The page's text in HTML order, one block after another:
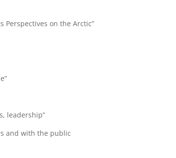
Perspectives on the Arctic”
leadership”
and with the public